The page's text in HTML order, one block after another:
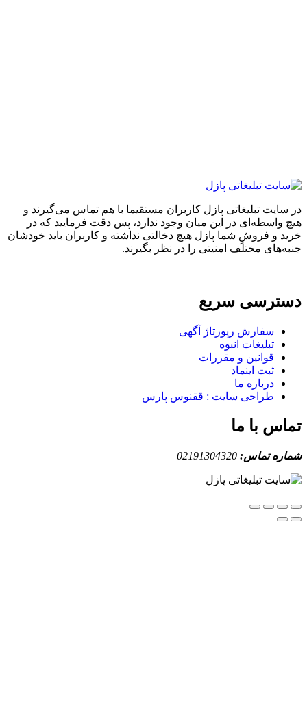
تبلیغاتی پازل کاربران مستقیما با هم تماس می‌گیرند و
در این میان وجود ندارد، پس دقت فرمایید که در
و فروشِ شما پازل هیچ دخالتی نداشته و کاربران باید خودشان
مختلف امنیتی را در نظر بگیرند.
سریع
سفارش رپورتاژ آگهی
تبلیغات انبوه
قوانین و مقررات
ثبت اینماد
درباره ما
طراحی سایت : ققنوس پارس
با ما
تماس:02191304320